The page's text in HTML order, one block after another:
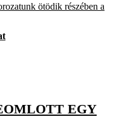
ötödik részében a
EGY